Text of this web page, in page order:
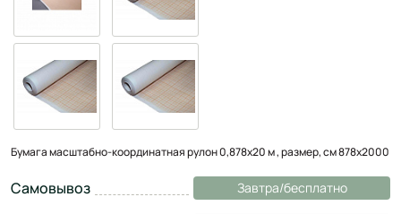
Бумага масштабно-координатная рулон 0,878х20 м , размер, см 878х2000
Самовывоз Завтра/бесплатно